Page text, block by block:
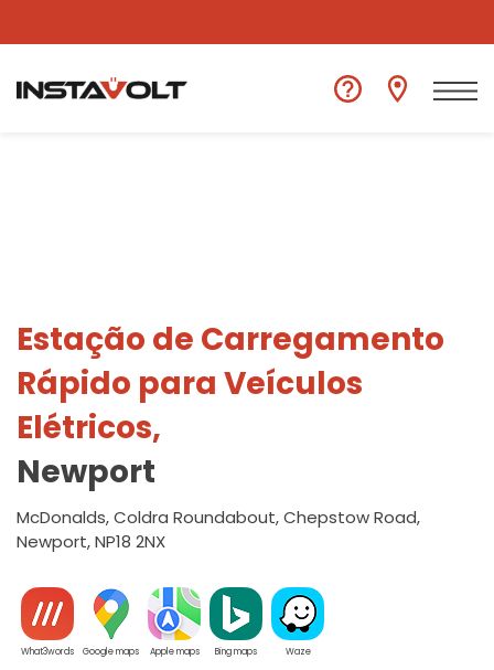
Ver outra localização
Estação de Carregamento
Rápido para Veículos
Elétricos,
Newport
McDonalds, Coldra Roundabout, Chepstow Road,
Newport, NP18 2NX
What3words Google maps Apple maps Bing maps Waze